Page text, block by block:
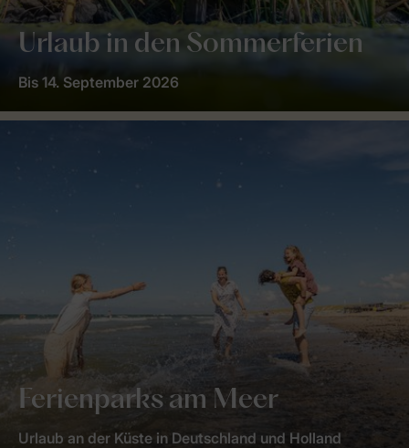
Urlaub in den Sommerferien
Bis 14. September 2026
Ferienparks am Meer
Urlaub an der Küste in Deutschland und Holland